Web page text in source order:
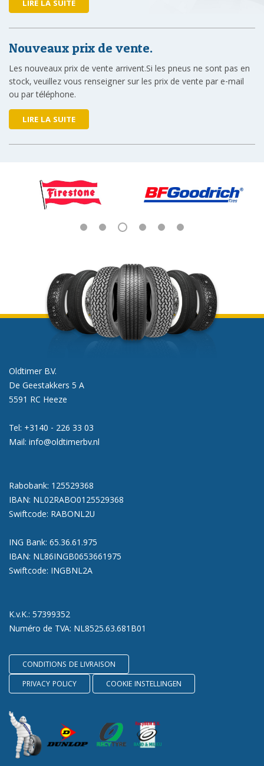
LIRE LA SUITE
Nouveaux prix de vente.
Les nouveaux prix de vente arrivent.Si les pneus ne sont pas en
stock, veuillez vous renseigner sur les prix de vente par e-mail
ou par téléphone.
LIRE LA SUITE
Oldtimer B.V.
De Geestakkers 5 A
5591 RC Heeze
Tel: +3140 - 226 33 03
Mail: info@oldtimerbv.nl
Rabobank: 125529368
IBAN: NL02RABO0125529368
Swiftcode: RABONL2U
ING Bank: 65.36.61.975
IBAN: NL86INGB0653661975
Swiftcode: INGBNL2A
K.v.K.: 57399352
Numéro de TVA: NL8525.63.681B01
CONDITIONS DE LIVRAISON
PRIVACY POLICY
COOKIE INSTELLINGEN